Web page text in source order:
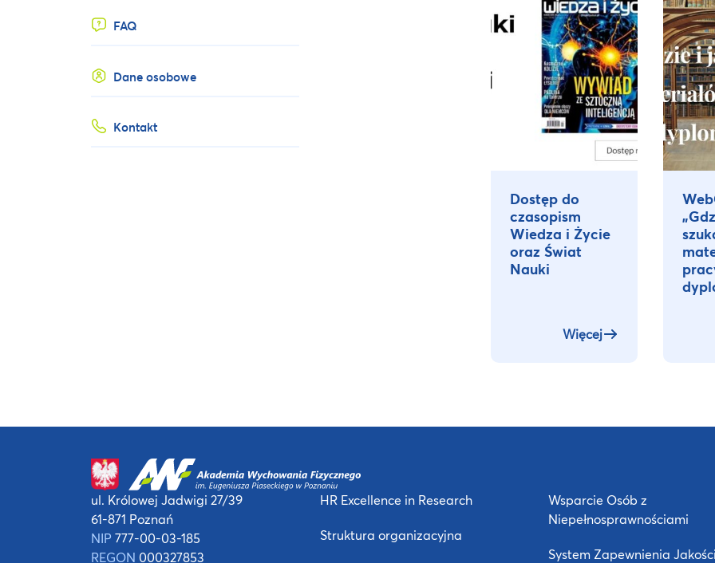
FAQ
Dane osobowe
Kontakt
Dostęp do
czasopism
Wiedza i Życie
oraz Świat
Nauki
Więcej
ul. Królowej Jadwigi 27/39
61-871 Poznań
NIP 777-00-03-185
REGON 000327853
HR Excellence in Research
Struktura organizacyjna
Wsparcie Osób z
Niepełnosprawnościami
System Zapewnienia Jakości